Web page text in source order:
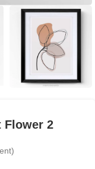
Flower 2